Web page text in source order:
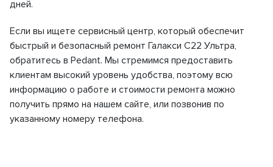
дней.
Если вы ищете сервисный центр, который обеспечит
быстрый и безопасный ремонт Галакси С22 Ультра,
обратитесь в Pedant. Мы стремимся предоставить
клиентам высокий уровень удобства, поэтому всю
информацию о работе и стоимости ремонта можно
получить прямо на нашем сайте, или позвонив по
указанному номеру телефона.